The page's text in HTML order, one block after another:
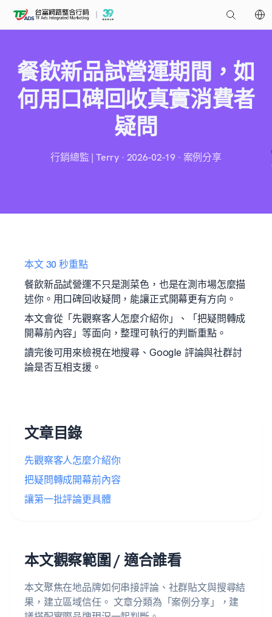
餐飲新品試營運期間，如
何用口碑回收真實消費者
疑問
行銷總監 | Terry · 2026-02-19 · 案例分享
本文 30 秒重點
餐飲新品試營運不只是測菜色，也是在測市場怎麼描
述你。用口碑回收疑問，能讓正式開幕更有方向。
本文會從「先觀察客人怎麼介紹你」、「把疑問轉成
開幕前內容」等面向，整理可執行的判斷重點。
讀完後可用來檢視在地搜尋、Google 評論與社群討
論是否互相支援。
文章目錄
先觀察客人怎麼介紹你
把疑問轉成開幕前內容
讓第一批評論更具體
本文觀察範圍 / 適合誰看
本文聚焦在地品牌如何串接評論、社群貼文與搜尋結
果，建立區域信任。 文章分類為「案例分享」，建